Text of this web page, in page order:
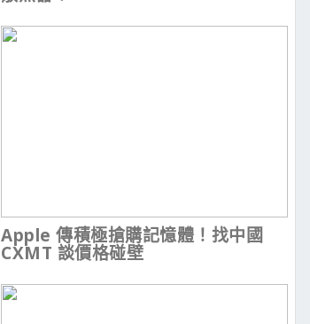
Apple 傳積極搶購記憶體！找中國
CXMT 談價格碰壁